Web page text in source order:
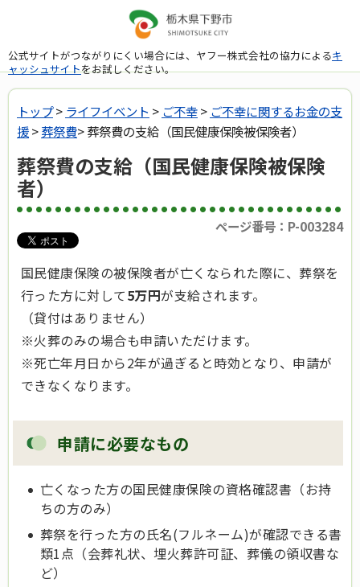
公式サイトがつながりにくい場合には、ヤフー株式会社の協力によるキ
ャッシュサイトをお試しください。
トップ> ライフイベント > ご不幸> ご不幸に関するお金の支
援>葬祭費> 葬祭費の支給（国民健康保険被保険者）
葬祭費の支給（国民健康保険被保険
者）
ページ番号：P-003284
国民健康保険の被保険者が亡くなられた際に、葬祭を
行った方に対して5万円が支給されます。
（貸付はありません）
※火葬のみの場合も申請いただけます。
※死亡年月日から2年が過ぎると時効となり、申請が
できなくなります。
申請に必要なもの
亡くなった方の国民健康保険の資格確認書（お持
ちの方のみ）
葬祭を行った方の氏名(フルネーム)が確認できる書
類1点（会葬礼状、埋火葬許可証、葬儀の領収書な
ど）